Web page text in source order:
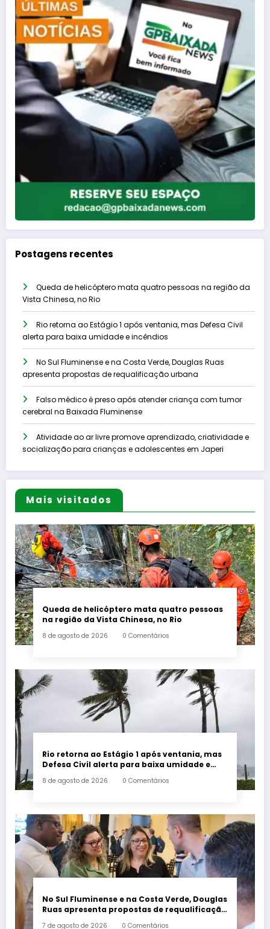
Postagens recentes
Queda de helicóptero mata quatro pessoas na região da
Vista Chinesa, no Rio
Rio retorna ao Estágio 1 após ventania, mas Defesa Civil
alerta para baixa umidade e incêndios
No Sul Fluminense e na Costa Verde, Douglas Ruas
apresenta propostas de requalificação urbana
Falso médico é preso após atender criança com tumor
cerebral na Baixada Fluminense
Atividade ao ar livre promove aprendizado, criatividade e
socialização para crianças e adolescentes em Japeri
Mais visitados
Queda de helicóptero mata quatro pessoas
na região da Vista Chinesa, no Rio
8 de agosto de 2026 0 Comentários
Rio retorna ao Estágio 1 após ventania, mas
Defesa Civil alerta para baixa umidade e
8 de agosto de 2026 0 Comentários
No Sul Fluminense e na Costa Verde, Douglas
Ruas apresenta propostas de requalificação
7 de agosto de 2026 0 Comentários